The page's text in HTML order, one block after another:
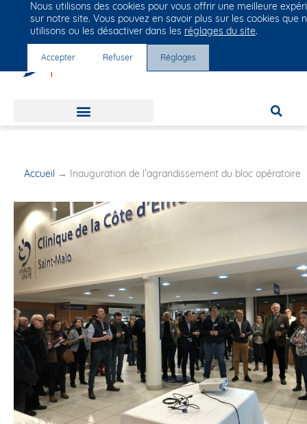
Groupe Vivalto Santé
Entre nous, la vie
Accueil → Inauguration de l’agrandissement du bloc opératoire
Nous utilisons des cookies pour vous offrir une meilleure
sur notre site. Vous pouvez en savoir plus sur les cookies que
utilisons ou les désactiver dans les réglages du site.
Accepter Refuser Réglages